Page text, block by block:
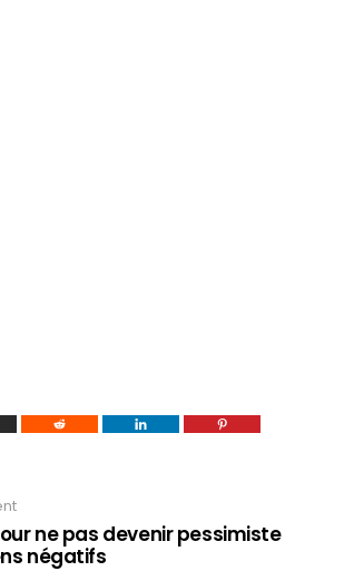
ne pas devenir pessimiste
négatifs